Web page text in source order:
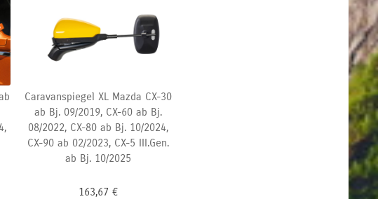
Caravanspiegel XL Mazda CX-30
ab Bj. 09/2019, CX-60 ab Bj.
08/2022, CX-80 ab Bj. 10/2024,
CX-90 ab 02/2023, CX-5 III.Gen.
ab Bj. 10/2025
163,67 €